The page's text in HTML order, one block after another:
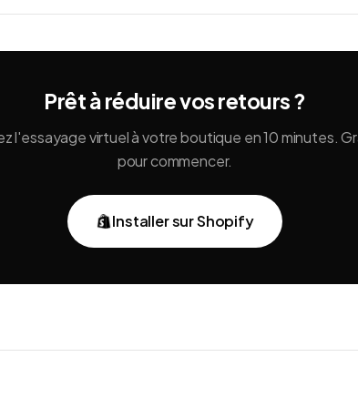
Prêt à réduire vos retours ?
l'essayage virtuel à votre boutique en 10 minutes.
pour commencer.
Installer sur Shopify